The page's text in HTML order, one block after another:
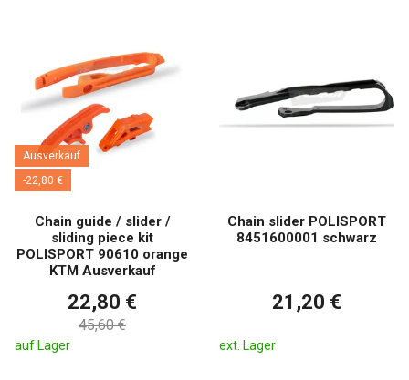
Ausverkauf
-22,80 €
Chain guide / slider /
sliding piece kit
POLISPORT 90610 orange
KTM Ausverkauf
22,80 €
45,60 €
auf Lager
Chain slider POLISPORT
8451600001 schwarz
21,20 €
ext. Lager